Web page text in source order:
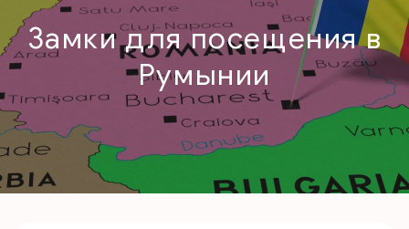
Замки для посещения в
Румынии